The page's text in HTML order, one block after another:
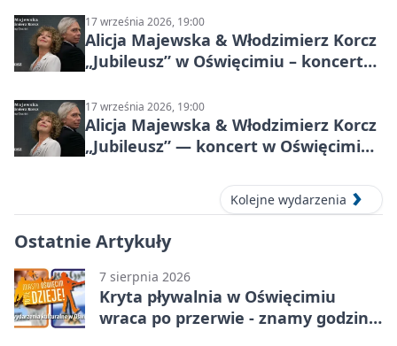
17 września 2026, 19:00
Alicja Majewska & Włodzimierz Korcz
„Jubileusz” w Oświęcimiu – koncert
17 września 2026, 19:00
Alicja Majewska & Włodzimierz Korcz
„Jubileusz” — koncert w Oświęcimiu,
Kolejne wydarzenia
Ostatnie Artykuły
7 sierpnia 2026
Kryta pływalnia w Oświęcimiu
wraca po przerwie - znamy godziny